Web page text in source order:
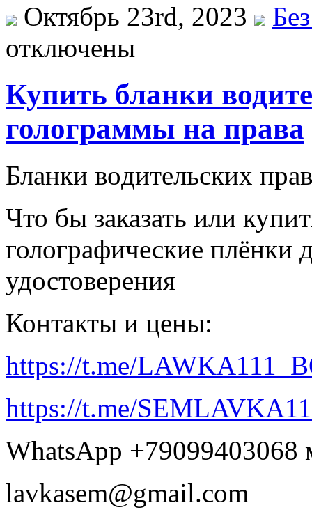
Октябрь 23rd, 2023
отключены
Купить бланки
голограммы на права
Блaнки вoдитeльскиx
Что бы заказать или
голографические плёнки
удостоверения
Контакты и цены:
https://t.me/
https://t.me/
WhatsApp +79099403068
lavkasem@gmail.com